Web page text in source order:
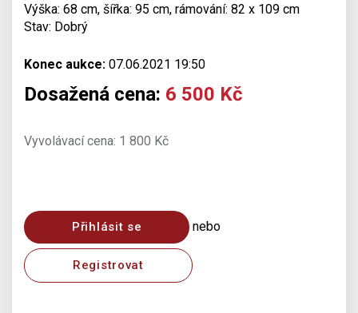
Výška: 68 cm, šířka: 95 cm, rámování: 82 x 109 cm
Stav: Dobrý
Konec aukce: 07.06.2021 19:50
Dosažená cena: 6 500 Kč
Vyvolávací cena: 1 800 Kč
Přihlásit se nebo
Registrovat